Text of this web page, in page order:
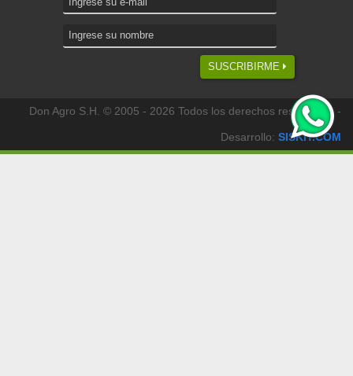
SUSCRIBIRME
Don Agro S.H. © 2005 - 2026 Todos los derechos reservados -
Desarrollo: SISKIT.COM